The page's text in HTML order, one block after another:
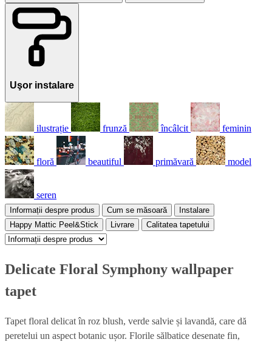
Uşor instalare
ilustrație frunză încâlcit feminin
floră beautiful primăvară model
seren
Informații despre produs Cum se măsoară
Instalare
Happy Mattic Peel&Stick
Livrare Calitatea tapetului
Delicate Floral Symphony wallpaper
tapet
Tapet floral delicat în roz blush, verde salvie și lavandă, care dă
peretelui un aspect botanic ușor. Florile sălbatice desenate fin,